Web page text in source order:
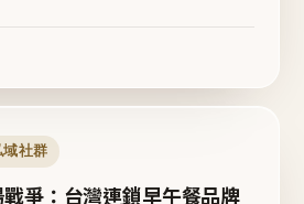
域社群
爭：台灣連鎖早午餐品牌